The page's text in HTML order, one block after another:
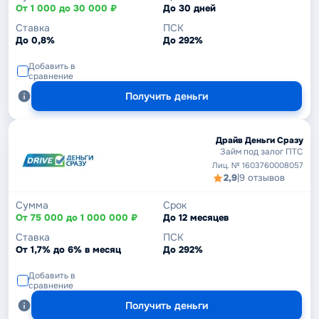
От 1 000 до 30 000 ₽ До 30 дней
Ставка
До 0,8%
ПСК
До 292%
Добавить в
сравнение
Получить деньги
Драйв Деньги Сразу
Займ под залог ПТС
Лиц. № 1603760008057
2,9|9 отзывов
Сумма
От 75 000 до 1 000 000 ₽
Срок
До 12 месяцев
Ставка
От 1,7% до 6% в месяц
ПСК
До 292%
Добавить в
сравнение
Получить деньги